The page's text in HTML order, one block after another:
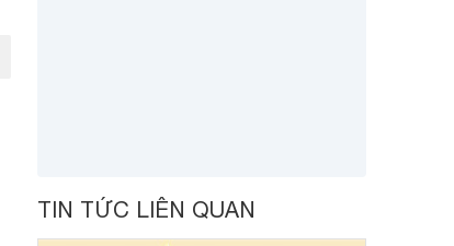
TIN TỨC LIÊN QUAN